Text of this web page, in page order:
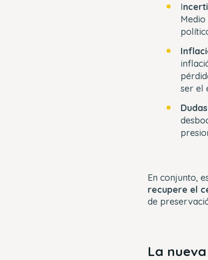
I
ser el
En conjunto,
recupere el
de
La